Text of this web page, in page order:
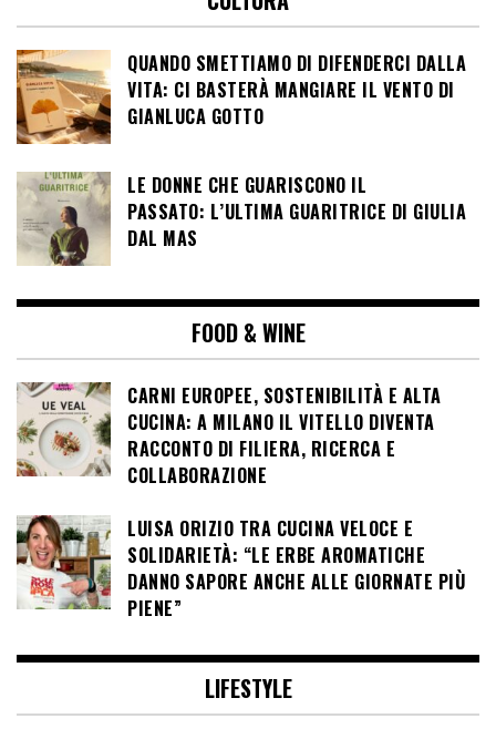
QUANDO SMETTIAMO DI DIFENDERCI DALLA
VITA: CI BASTERÀ MANGIARE IL VENTO DI
GIANLUCA GOTTO
LE DONNE CHE GUARISCONO IL
PASSATO: L’ULTIMA GUARITRICE DI GIULIA
DAL MAS
FOOD & WINE
CARNI EUROPEE, SOSTENIBILITÀ E ALTA
CUCINA: A MILANO IL VITELLO DIVENTA
RACCONTO DI FILIERA, RICERCA E
COLLABORAZIONE
LUISA ORIZIO TRA CUCINA VELOCE E
SOLIDARIETÀ: “LE ERBE AROMATICHE
DANNO SAPORE ANCHE ALLE GIORNATE PIÙ
PIENE”
LIFESTYLE